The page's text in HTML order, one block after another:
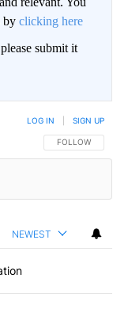
by clicking here
submit it
FOLLOW THIS
FOLLOW
LOG IN SIGN UP
NEWEST